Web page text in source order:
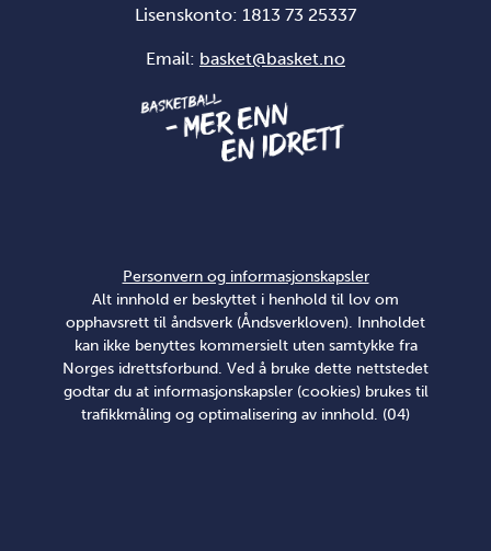
Lisenskonto: 1813 73 25337
Email: basket@basket.no
Personvern og informasjonskapsler
Alt innhold er beskyttet i henhold til lov om
opphavsrett til åndsverk (Åndsverkloven). Innholdet
kan ikke benyttes kommersielt uten samtykke fra
Norges idrettsforbund. Ved å bruke dette nettstedet
godtar du at informasjonskapsler (cookies) brukes til
trafikkmåling og optimalisering av innhold. (04)